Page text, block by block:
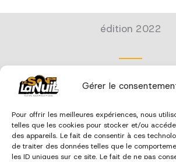
Gérer le
Pour offrir les meilleures expériences, nous
telles que les cookies pour stocker et/ou
des appareils. Le fait de consentir à ces
de traiter des données telles que le
les ID uniques sur ce site. Le fait de ne pas
édition 2022